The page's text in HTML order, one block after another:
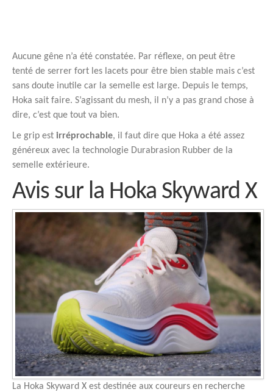
Aucune gêne n’a été constatée. Par réflexe, on peut être
tenté de serrer fort les lacets pour être bien stable mais c’est
sans doute inutile car la semelle est large. Depuis le temps,
Hoka sait faire. S’agissant du mesh, il n’y a pas grand chose à
dire, c’est que tout va bien.
Le grip est irréprochable, il faut dire que Hoka a été assez
généreux avec la technologie Durabrasion Rubber de la
semelle extérieure.
Avis sur la Hoka Skyward X
La Hoka Skyward X est destinée aux coureurs en recherche